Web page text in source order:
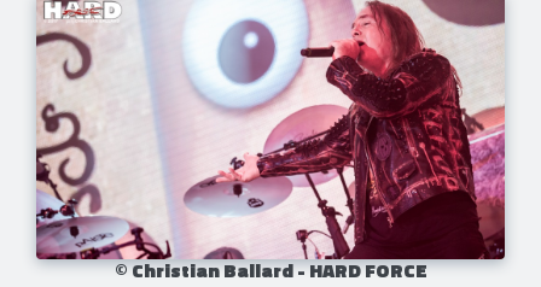
© Christian Ballard - HARD FORCE